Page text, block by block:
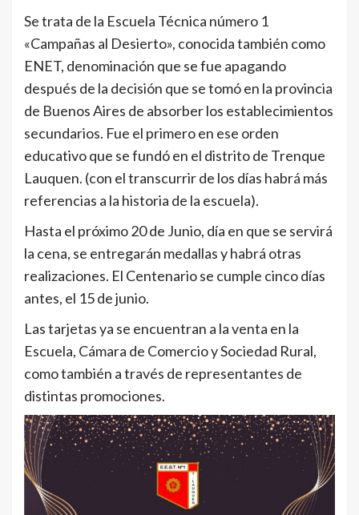
Se trata de la Escuela Técnica número 1
«Campañas al Desierto», conocida también como
ENET, denominación que se fue apagando
después de la decisión que se tomó en la provincia
de Buenos Aires de absorber los establecimientos
secundarios. Fue el primero en ese orden
educativo que se fundó en el distrito de Trenque
Lauquen. (con el transcurrir de los días habrá más
referencias a la historia de la escuela).
Hasta el próximo 20 de Junio, día en que se servirá
la cena, se entregarán medallas y habrá otras
realizaciones. El Centenario se cumple cinco días
antes, el 15 de junio.
Las tarjetas ya se encuentran a la venta en la
Escuela, Cámara de Comercio y Sociedad Rural,
como también a través de representantes de
distintas promociones.